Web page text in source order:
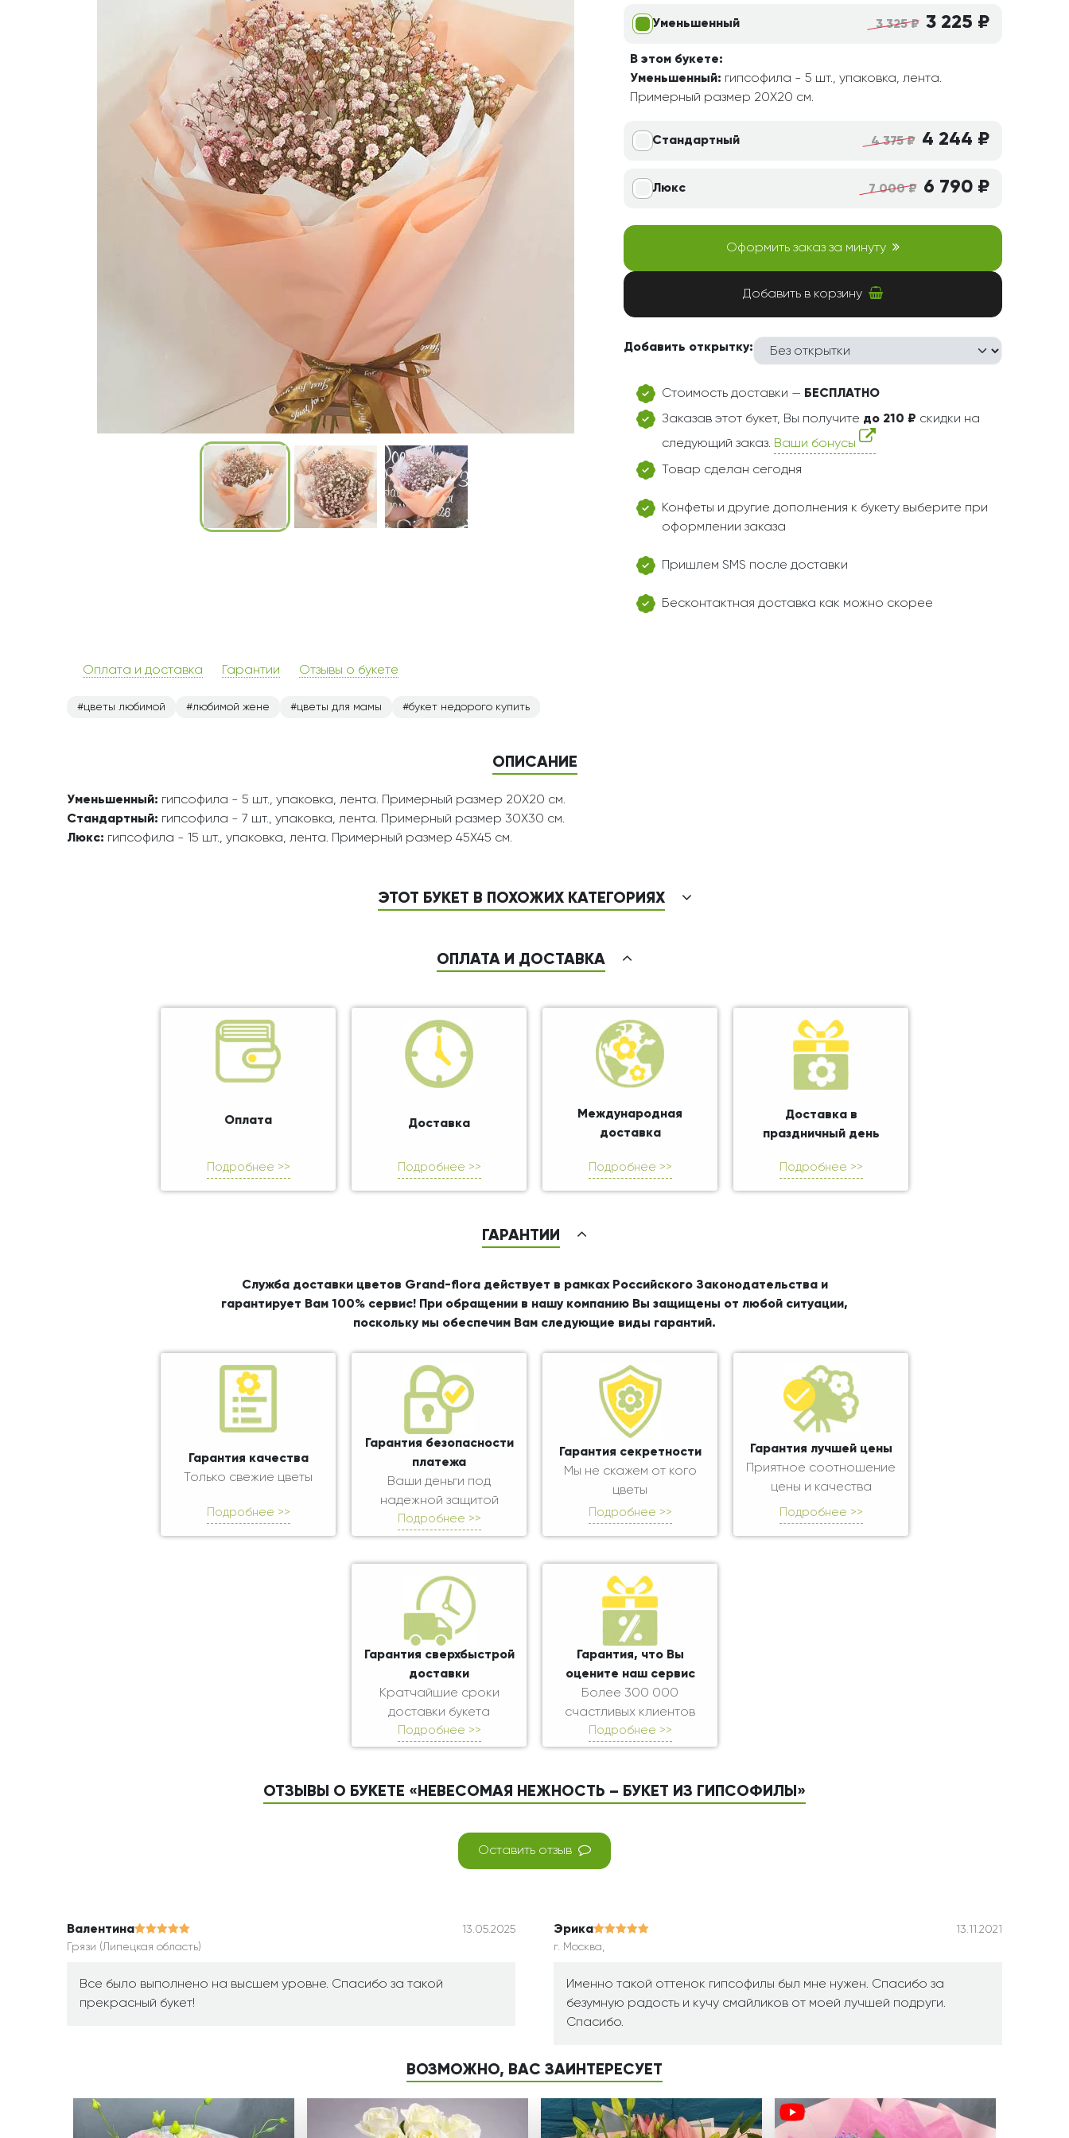
Розы Гран-При
Корзины с розами
Разноцветные
Эксклюзивные букеты
Смешанные
Хризантемы
Эустома
Свадьба
Свидание
Спасибо!
Юбилей
Подруге
Брату
Врачу
Коллеге
Бабушке
Дедушке
Уменьшенный 3 325 ₽ 3 225 ₽
В этом букете:
Уменьшенный: гипсофила - 5 шт., упаковка, лента.
Примерный размер 20Х20 см.
Стандартный 4 375 ₽ 4 244 ₽
Люкс 7 000 ₽ 6 790 ₽
Оформить заказ за минуту
Добавить в корзину
Добавить открытку:
Стоимость доставки — БЕСПЛАТНО
Заказав этот букет, Вы получите до 210 ₽ скидки на
следующий заказ. Ваши бонусы
Товар сделан сегодня
Конфеты и другие дополнения к букету выберите при
оформлении заказа
Пришлем SMS после доставки
Бесконтактная доставка как можно скорее
Оплата и доставка Гарантии Отзывы о букете
цветы любимой любимой жене цветы для мамы букет недорого купить
ОПИСАНИЕ
Уменьшенный: гипсофила - 5 шт., упаковка, лента. Примерный размер 20Х20 см.
Стандартный: гипсофила - 7 шт., упаковка, лента. Примерный размер 30Х30 см.
Люкс: гипсофила - 15 шт., упаковка, лента. Примерный размер 45Х45 см.
ЭТОТ БУКЕТ В ПОХОЖИХ КАТЕГОРИЯХ
ОПЛАТА И ДОСТАВКА
Оплата
Подробнее >>
Доставка
Подробнее >>
Международная
доставка
Подробнее >>
Доставка в
праздничный день
Подробнее >>
ГАРАНТИИ
Служба доставки цветов Grand-flora действует в рамках Российского Законодательства и
гарантирует Вам 100% сервис! При обращении в нашу компанию Вы защищены от любой ситуации,
поскольку мы обеспечим Вам следующие виды гарантий.
Гарантия качества
Только свежие цветы
Подробнее >>
Гарантия безопасности
платежа
Ваши деньги под
надежной защитой
Подробнее >>
Гарантия секретности
Мы не скажем от кого
цветы
Подробнее >>
Гарантия лучшей цены
Приятное соотношение
цены и качества
Подробнее >>
Гарантия сверхбыстрой
доставки
Кратчайшие сроки
доставки букета
Подробнее >>
Гарантия, что Вы
оцените наш сервис
Более 300 000
счастливых клиентов
Подробнее >>
ОТЗЫВЫ О БУКЕТЕ «НЕВЕСОМАЯ НЕЖНОСТЬ – БУКЕТ ИЗ ГИПСОФИЛЫ»
Оставить отзыв
Валентина
13.05.2025
Грязи (Липецкая область)
Все было выполнено на высшем уровне. Спасибо за такой
прекрасный букет!
Эрика
13.11.2021
г. Москва,
Именно такой оттенок гипсофилы был мне нужен. Спасибо за
безумную радость и кучу смайликов от моей лучшей подруги.
Спасибо.
ВОЗМОЖНО, ВАС ЗАИНТЕРЕСУЕТ